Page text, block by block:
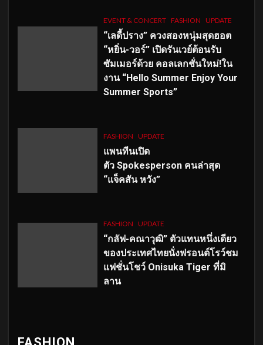
EVENT & CONCERT FASHION UPDATE
“เลดี้ปราง” ควงสองหนุ่มสุดฮอต
“หยิ่น-วอร์” เปิดรันเวย์ต้อนรับ
ซัมเมอร์ด้วย คอลเลกชั่นใหม่!ใน
งาน “Hello Summer Enjoy Your
Summer Sports”
FASHION UPDATE
แพนทีนเปิด
ตัว Spokesperson คนล่าสุด
“แจ็คสัน หวัง”
FASHION UPDATE
“กลัฟ-คณาวุฒิ” ตัวแทนหนึ่งเดียว
ของประเทศไทยนั่งฟรอนต์โรว์ชม
แฟชั่นโชว์ Onisuka Tiger ที่มิ
ลาน